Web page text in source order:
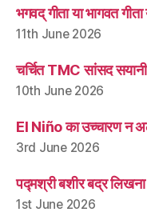
भगवद् गीता या भागवत
11th June 2026
चर्चित TMC सांसद
10th June 2026
El Niño का उच्चारण न
3rd June 2026
पद्मश्री बशीर बद्र
1st June 2026